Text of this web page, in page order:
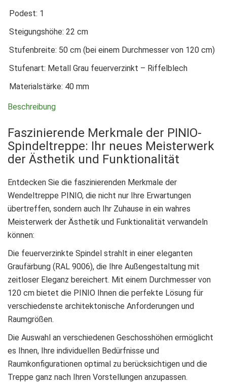
Podest: 1
Steigungshöhe: 22 cm
Stufenbreite: 50 cm (bei einem Durchmesser von 120 cm)
Stufenart: Metall Grau feuerverzinkt – Riffelblech
Materialstärke: 40 mm
Beschreibung
Faszinierende Merkmale der PINIO-
Spindeltreppe: Ihr neues Meisterwerk
der Ästhetik und Funktionalität
Entdecken Sie die faszinierenden Merkmale der
Wendeltreppe PINIO, die nicht nur Ihre Erwartungen
übertreffen, sondern auch Ihr Zuhause in ein wahres
Meisterwerk der Ästhetik und Funktionalität verwandeln
können:
Die feuerverzinkte Spindel strahlt in einer eleganten
Graufärbung (RAL 9006), die Ihre Außengestaltung mit
zeitloser Eleganz bereichert. Mit einem Durchmesser von
120 cm bietet die PINIO Ihnen die perfekte Lösung für
verschiedenste architektonische Anforderungen und
Raumgrößen.
Die Auswahl an verschiedenen Geschosshöhen ermöglicht
es Ihnen, Ihre individuellen Bedürfnisse und
Raumkonfigurationen optimal zu berücksichtigen und die
Treppe ganz nach Ihren Vorstellungen anzupassen.